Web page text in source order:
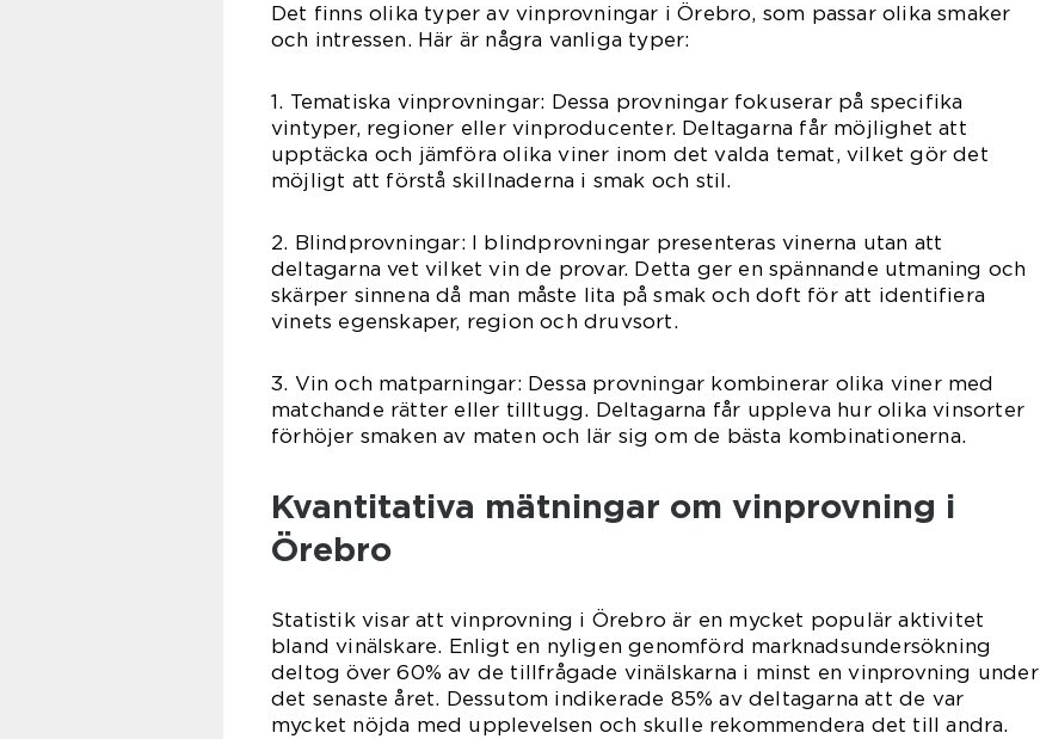
Det finns olika typer av vinprovningar i Örebro, som passar olika smaker
och intressen. Här är några vanliga typer:
1. Tematiska vinprovningar: Dessa provningar fokuserar på specifika
vintyper, regioner eller vinproducenter. Deltagarna får möjlighet att
upptäcka och jämföra olika viner inom det valda temat, vilket gör det
möjligt att förstå skillnaderna i smak och stil.
2. Blindprovningar: I blindprovningar presenteras vinerna utan att
deltagarna vet vilket vin de provar. Detta ger en spännande utmaning och
skärper sinnena då man måste lita på smak och doft för att identifiera
vinets egenskaper, region och druvsort.
3. Vin och matparningar: Dessa provningar kombinerar olika viner med
matchande rätter eller tilltugg. Deltagarna får uppleva hur olika vinsorter
förhöjer smaken av maten och lär sig om de bästa kombinationerna.
Kvantitativa mätningar om vinprovning i
Örebro
Statistik visar att vinprovning i Örebro är en mycket populär aktivitet
bland vinälskare. Enligt en nyligen genomförd marknadsundersökning
deltog över 60% av de tillfrågade vinälskarna i minst en vinprovning under
det senaste året. Dessutom indikerade 85% av deltagarna att de var
mycket nöjda med upplevelsen och skulle rekommendera det till andra.